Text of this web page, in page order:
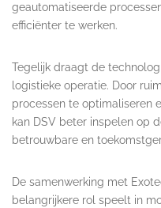
geautomatiseerde
efficiënter te werken.
Tegelijk draagt de
logistieke operatie. Door
processen te optimaliseren
kan DSV beter inspelen op
betrouwbare en
De samenwerking met
belangrijkere rol speelt in